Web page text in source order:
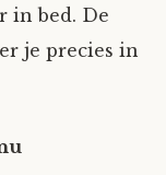
in bed. De
je precies in